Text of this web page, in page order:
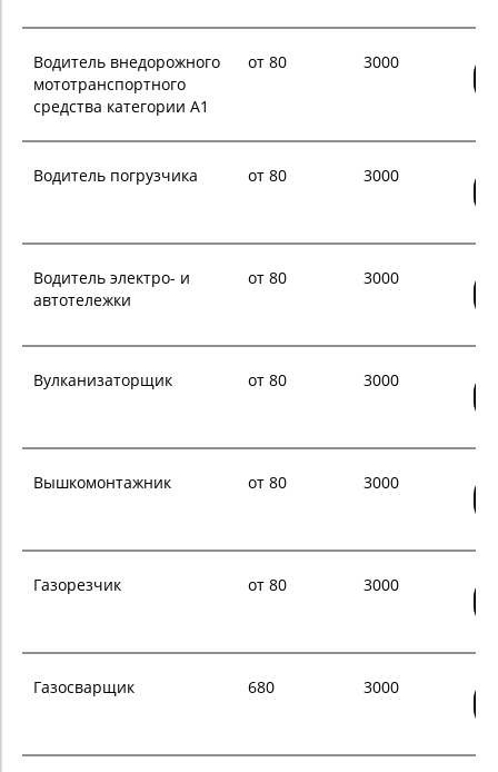
Водитель внедорожного
мототранспортного
средства категории А1
от 80 3000
Водитель погрузчика от 80 3000
Водитель электро- и
автотележки
от 80 3000
Вулканизаторщик от 80 3000
Вышкомонтажник от 80 3000
Газорезчик от 80 3000
Газосварщик 680 3000